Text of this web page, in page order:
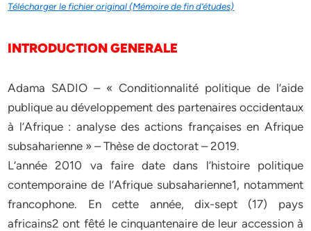
Télécharger le fichier original (Mémoire de fin d’études)
INTRODUCTION GENERALE
Adama SADIO – « Conditionnalité politique de l’aide
publique au développement des partenaires occidentaux
à l’Afrique : analyse des actions françaises en Afrique
subsaharienne » – Thèse de doctorat – 2019.
L’année 2010 va faire date dans l’histoire politique
contemporaine de l’Afrique subsaharienne1, notamment
francophone. En cette année, dix-sept (17) pays
africains2 ont fêté le cinquantenaire de leur accession à